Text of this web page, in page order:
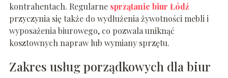
kontrahentach. Regularne sprzątanie biur Łódź
przyczynia się także do wydłużenia żywotności mebli i
wyposażenia biurowego, co pozwala uniknąć
kosztownych napraw lub wymiany sprzętu.
Zakres usług porządkowych dla biur